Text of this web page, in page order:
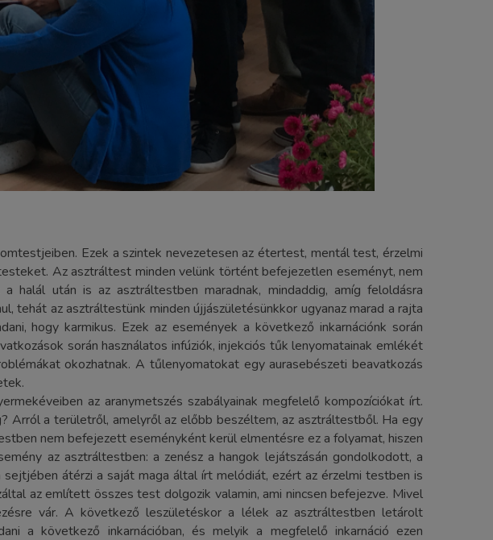
Ezek a szintek nevezetesen az étertest, mentál test, érzelmi
Az asztráltest minden velünk történt befejezetlen eseményt, nem
után is az asztráltestben maradnak, mindaddig, amíg feloldásra
tehát az asztráltestünk minden újjászületésünkkor ugyanaz marad a rajta
hogy karmikus. Ezek az események a következő inkarnációnk során
során használatos infúziók, injekciós tűk lenyomatainak emlékét
okozhatnak. A tűlenyomatokat egy aurasebészeti beavatkozás
az aranymetszés szabályainak megfelelő kompozíciókat írt.
Arról a területről, amelyről az előbb beszéltem, az asztráltestből. Ha egy
nem befejezett eseményként kerül elmentésre ez a folyamat, hiszen
az asztráltestben: a zenész a hangok lejátszásán gondolkodott, a
átérzi a saját maga által írt melódiát, ezért az érzelmi testben is
az említett összes test dolgozik valamin, ami nincsen befejezve. Mivel
vár. A következő leszületéskor a lélek az asztráltestben letárolt
a következő inkarnációban, és melyik a megfelelő inkarnáció ezen